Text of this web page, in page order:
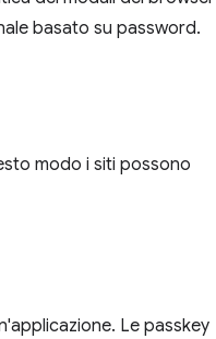
basato su password.
modo i siti possono
Le passkey